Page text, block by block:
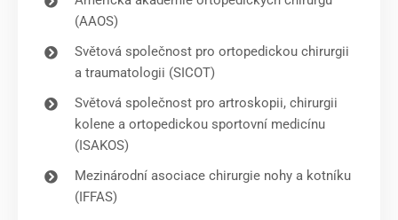
(AAOS)
Světová společnost pro ortopedickou chirurgii
a traumatologii (SICOT)
Světová společnost pro artroskopii, chirurgii
kolene a ortopedickou sportovní medicínu
(ISAKOS)
Mezinárodní asociace chirurgie nohy a kotníku
(IFFAS)